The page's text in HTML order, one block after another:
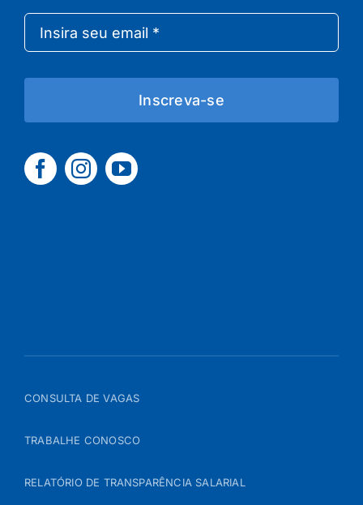
Inscreva-se
CONSULTA DE VAGAS
TRABALHE CONOSCO
RELATÓRIO DE TRANSPARÊNCIA SALARIAL